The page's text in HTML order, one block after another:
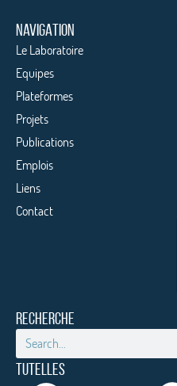
NAVIGATION
Le Laboratoire
Equipes
Plateformes
Projets
Publications
Emplois
Liens
Contact
RECHERCHE
TUTELLES